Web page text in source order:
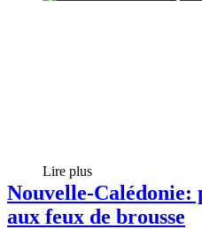
Lire plus
Nouvelle-
aux feux de brousse